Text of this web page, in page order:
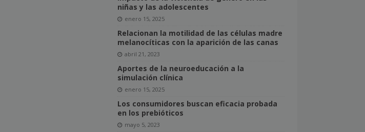
niñas y las adolescentes
enero 15, 2025
Relacionan la motilidad de las células madre
melanocíticas con la aparición de las canas
abril 21, 2023
Aportes de la neuroeducación a la
simulación clínica
enero 15, 2025
Los consumidores buscan eficacia probada
en los prebióticos
mayo 5, 2023